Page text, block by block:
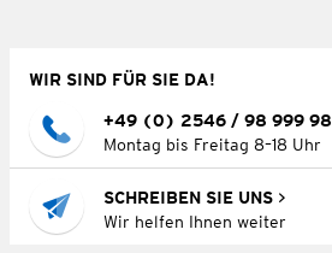
WIR SIND FÜR SIE DA!
+49 (0) 2546 / 98 999 98
Montag bis Freitag 8–18 Uhr
SCHREIBEN SIE UNS
Wir helfen Ihnen weiter